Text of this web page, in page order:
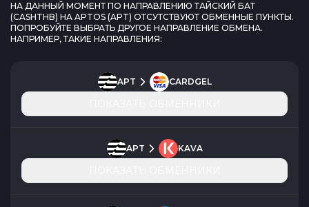
НА ДАННЫЙ МОМЕНТ ПО НАПРАВЛЕНИЮ ТАЙСКИЙ БАТ
(CASHTHB) НА APTOS (APT) ОТСУТСТВУЮТ ОБМЕННЫЕ ПУНКТЫ.
ПОПРОБУЙТЕ ВЫБРАТЬ ДРУГОЕ НАПРАВЛЕНИЕ ОБМЕНА.
НАПРИМЕР, ТАКИЕ НАПРАВЛЕНИЯ:
APT CARDGEL
APT KAVA